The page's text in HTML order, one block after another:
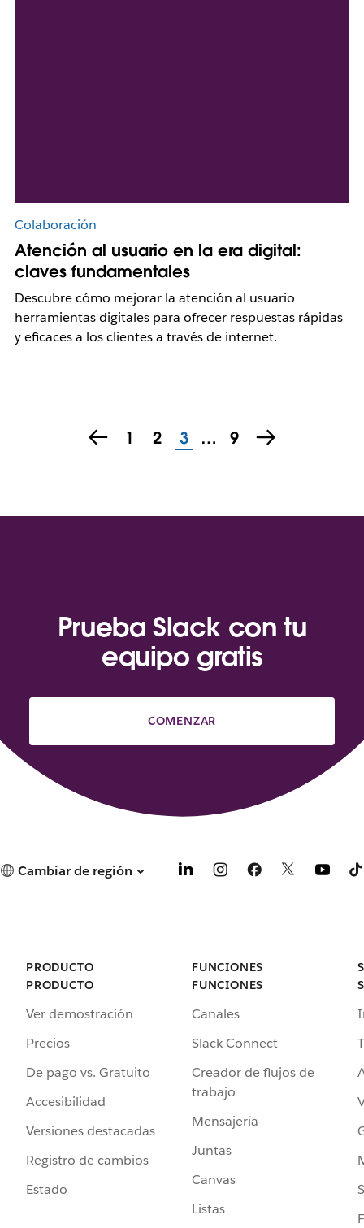
Colaboración
Atención al usuario en la era digital:
claves fundamentales
Descubre cómo mejorar la atención al usuario
herramientas digitales para ofrecer respuestas rápidas
y eficaces a los clientes a través de internet.
1 2 3 … 9
Prueba Slack con tu
equipo gratis
COMENZAR
Cambiar de región
PRODUCTO
PRODUCTO
Ver demostración
Precios
De pago vs. Gratuito
Accesibilidad
Versiones destacadas
Registro de cambios
Estado
FUNCIONES
FUNCIONES
Canales
Slack Connect
Creador de flujos de
trabajo
Mensajería
Juntas
Canvas
Listas